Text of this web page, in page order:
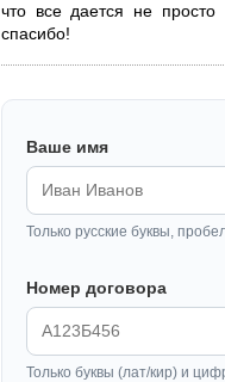
что все дается не
спасибо!
Ваше имя
Только русские буквы,
Номер договора
Только буквы (лат/кир) и